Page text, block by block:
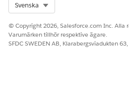
Svenska
© Copyright 2026, Salesforce.com Inc. Alla
Varumärken tillhör respektive ägare.
SFDC SWEDEN AB, Klarabergsviadukten